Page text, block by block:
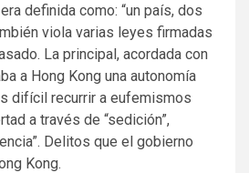
definida como: “un país, dos
viola varias leyes firmadas
La principal, acordada con
a Hong Kong una autonomía
difícil recurrir a eufemismos
a través de “sedición”,
Delitos que el gobierno
Kong.